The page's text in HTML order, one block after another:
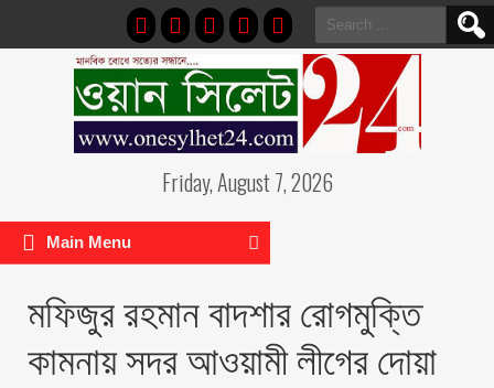
Search
for:
Friday, August 7, 2026
Main Menu
মফিজুর রহমান বাদশার রোগমুক্তি
কামনায় সদর আওয়ামী লীগের দোয়া